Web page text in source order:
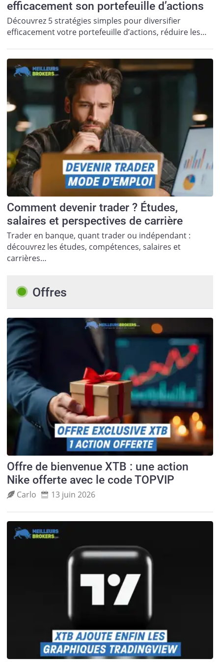
efficacement son portefeuille d’actions
Découvrez 5 stratégies simples pour diversifier
efficacement votre portefeuille d’actions, réduire les…
Comment devenir trader ? Études,
salaires et perspectives de carrière
Trader en banque, quant trader ou indépendant :
découvrez les études, compétences, salaires et
carrières…
Offres
Offre de bienvenue XTB : une action
Nike offerte avec le code TOPVIP
Carlo 13 juin 2026